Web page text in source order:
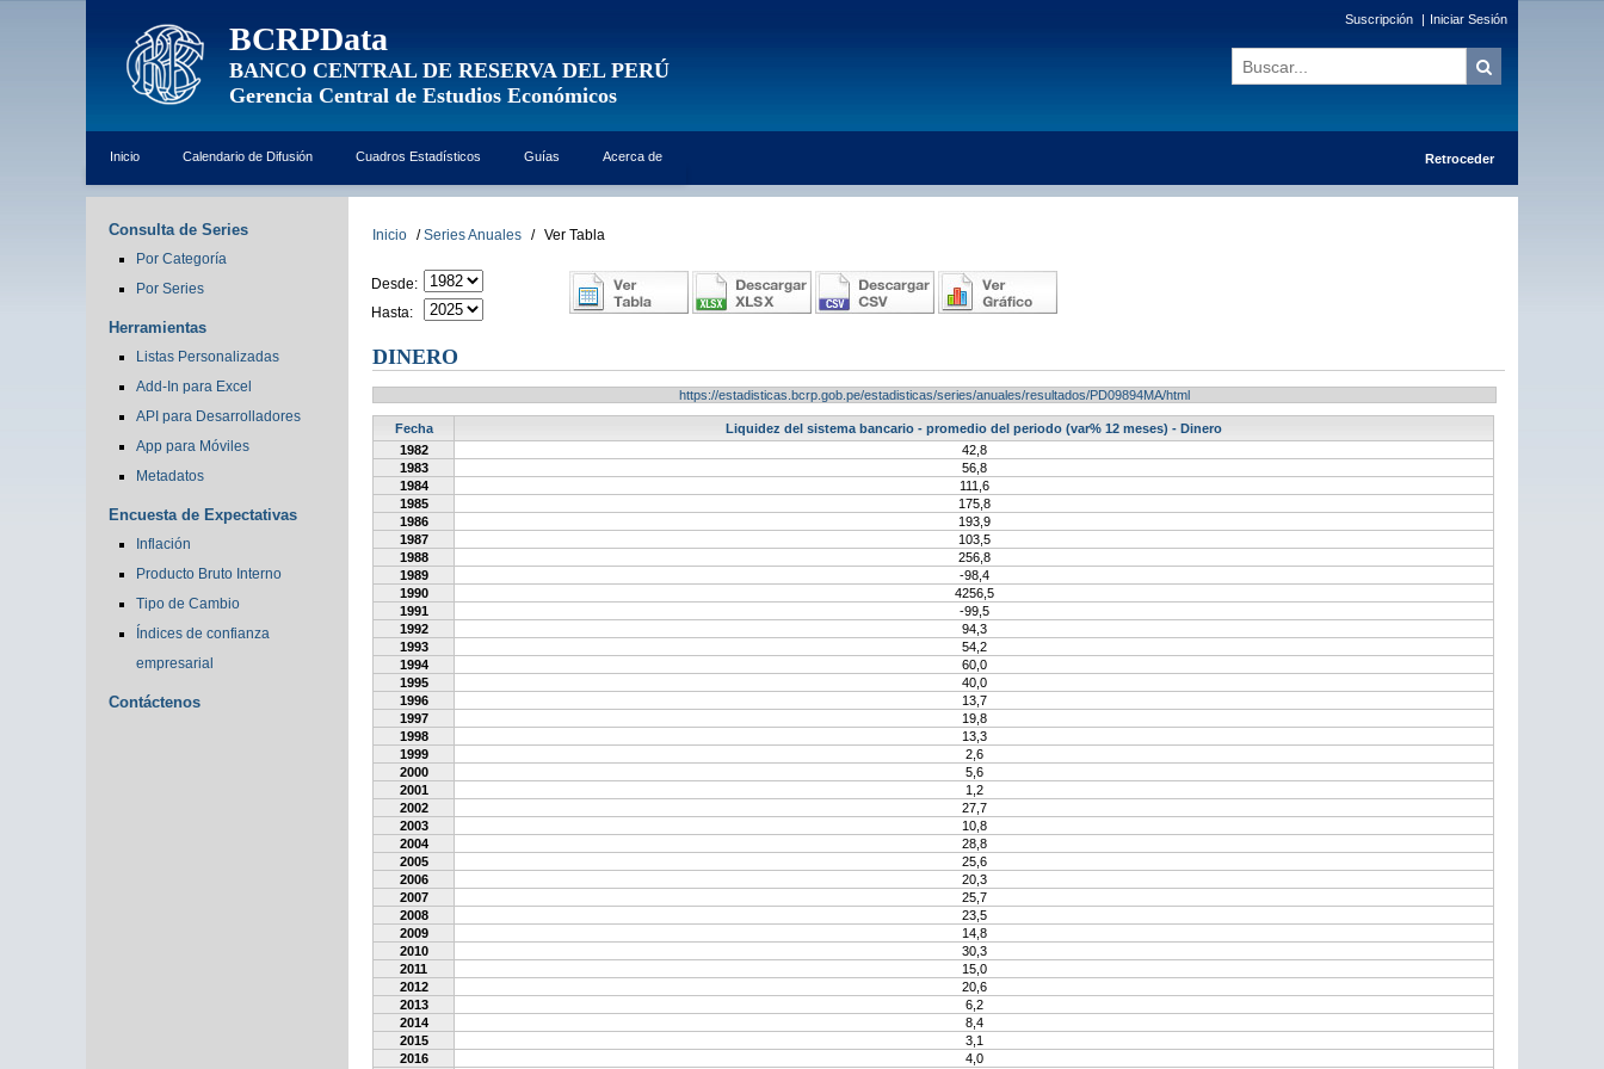
BCRPData
BANCO CENTRAL DE RESERVA DEL PERÚ
Gerencia Central de Estudios Económicos
Suscripción | Iniciar Sesión
Inicio Calendario de Difusión Cuadros Estadísticos Guías Acerca de Retroceder
Consulta de Series
Por Categoría
Por Series
Herramientas
Listas Personalizadas
Add-In para Excel
API para Desarrolladores
App para Móviles
Metadatos
Encuesta de Expectativas
Inflación
Producto Bruto Interno
Tipo de Cambio
Índices de confianza
empresarial
Contáctenos
Inicio / Series Anuales / Ver Tabla
Desde:
Hasta:
DINERO
https://estadisticas.bcrp.gob.pe/estadisticas/series/anuales/resultados/PD09894MA/html
Fecha
Liquidez del sistema bancario - promedio del periodo (var% 12 meses) - Dinero
1982
42,8
1983
56,8
1984
111,6
1985
175,8
1986
193,9
1987
103,5
1988
256,8
1989
-98,4
1990
4256,5
1991
-99,5
1992
94,3
1993
54,2
1994
60,0
1995
40,0
1996
13,7
1997
19,8
1998
13,3
1999
2,6
2000
5,6
2001
1,2
2002
27,7
2003
10,8
2004
28,8
2005
25,6
2006
20,3
2007
25,7
2008
23,5
2009
14,8
2010
30,3
2011
15,0
2012
20,6
2013
6,2
2014
8,4
2015
3,1
2016
4,0